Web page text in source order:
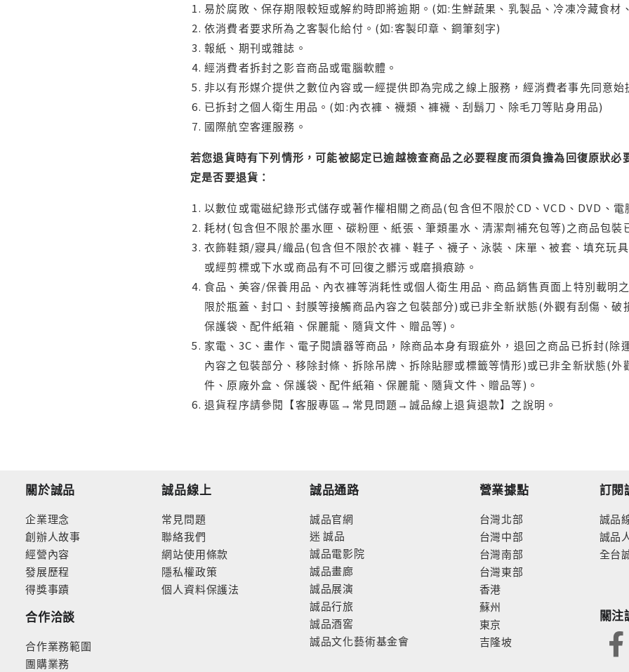
易於腐敗、保存期限較短或解約時即將逾期。(如:生鮮蔬果、乳製品、冷凍冷藏食材
依消費者要求所為之客製化給付。(如:客製印章、鋼筆刻字)
報紙、期刊或雜誌。
經消費者拆封之影音商品或電腦軟體。
非以有形媒介提供之數位內容或一經提供即為完成之線上服務，經消費者事先同意
已拆封之個人衛生用品。(如:內衣褲、襪類、褲襪、刮鬍刀、除毛刀等貼身用品)
國際航空客運服務。
若您退貨時有下列情形，可能被認定已逾越檢查商品之必要程度而須負擔為回復原狀
定是否要退貨：
以數位或電磁紀錄形式儲存或著作權相關之商品(包含但不限於CD、VCD、DVD、
耗材(包含但不限於墨水匣、碳粉匣、紙張、筆類墨水、清潔劑補充包等)之商品包
衣飾鞋類/寢具/織品(包含但不限於衣褲、鞋子、襪子、泳裝、床單、被套、填充玩
或經剪標或下水或商品有不可回復之髒污或磨損痕跡。
食品、美容/保養用品、內衣褲等消耗性或個人衛生用品、商品銷售頁面上特別載明
限於瓶蓋、封口、封膜等接觸商品內容之包裝部分)或已非全新狀態(外觀有刮傷、
保護袋、配件紙箱、保麗龍、隨貨文件、贈品等)。
家電、3C、畫作、電子閱讀器等商品，除商品本身有瑕疵外，退回之商品已拆封(
內容之包裝部分、移除封條、拆除吊牌、拆除貼膠或標籤等情形)或已非全新狀態(
件、原廠外盒、保護袋、配件紙箱、保麗龍、隨貨文件、贈品等)。
退貨程序請參閱【客服專區→常見問題→誠品線上退貨退款】之說明。
關於誠品
企業理念
創辦人故事
經營內容
發展歷程
得獎事蹟
合作洽談
合作業務範圍
團購業務
誠品線上
常見問題
聯絡我們
網站使用條款
隱私權政策
個人資料保護法
誠品通路
誠品官網
迷 誠品
誠品電影院
誠品畫廊
誠品展演
誠品行旅
誠品酒窖
誠品文化藝術基金會
營業據點
台灣北部
台灣中部
台灣南部
台灣東部
香港
蘇州
東京
吉隆坡
訂閱
誠品
誠品
全台
關注